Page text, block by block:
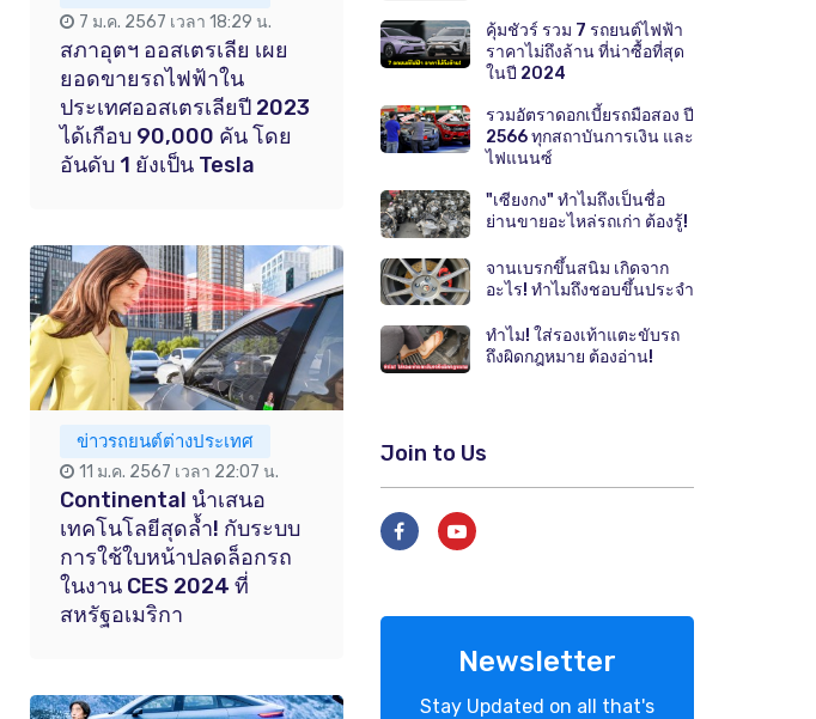
7 ม.ค. 2567 เวลา 18:29 น.
สภาอุตฯ ออสเตรเลีย เผย
ยอดขายรถไฟฟ้าใน
ประเทศออสเตรเลียปี 2023
ได้เกือบ 90,000 คัน โดย
อันดับ 1 ยังเป็น Tesla
ข่าวรถยนต์ต่างประเทศ
11 ม.ค. 2567 เวลา 22:07 น.
Continental นำเสนอ
เทคโนโลยีสุดล้ำ! กับระบบ
การใช้ใบหน้าปลดล็อกรถ
ในงาน CES 2024 ที่
สหรัฐอเมริกา
คุ้มชัวร์ รวม 7 รถยนต์ไฟฟ้า
ราคาไม่ถึงล้าน ที่น่าซื้อที่สุด
ในปี 2024
รวมอัตราดอกเบี้ยรถมือสอง ปี
2566 ทุกสถาบันการเงิน และ
ไฟแนนซ์
"เซียงกง" ทำไมถึงเป็นชื่อ
ย่านขายอะไหล่รถเก่า ต้องรู้!
จานเบรกขึ้นสนิม เกิดจาก
อะไร! ทำไมถึงชอบขึ้นประจำ
ทำไม! ใส่รองเท้าแตะขับรถ
ถึงผิดกฎหมาย ต้องอ่าน!
Join to Us
Newsletter
Stay Updated on all that's